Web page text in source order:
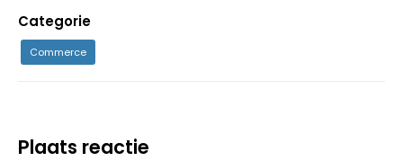
Categorie
Commerce
Plaats reactie